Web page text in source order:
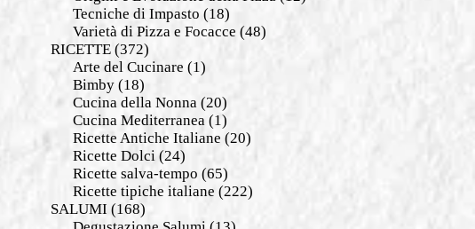
Tecniche di Impasto (18)
Varietà di Pizza e Focacce (48)
RICETTE(372)
Arte del Cucinare (1)
Bimby(18)
Cucina della Nonna (20)
Cucina Mediterranea (1)
Ricette Antiche Italiane (20)
Ricette Dolci (24)
Ricette salva-tempo (65)
Ricette tipiche italiane (222)
SALUMI (168)